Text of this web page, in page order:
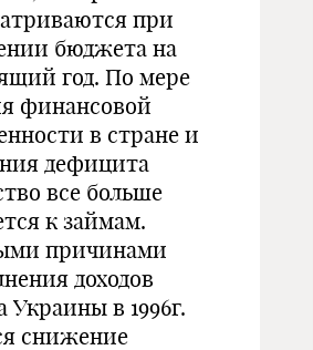
при
бюджета на
год. По мере
финансовой
в стране и
дефицита
все больше
к займам.
причинами
доходов
Украины в 1996г.
снижение